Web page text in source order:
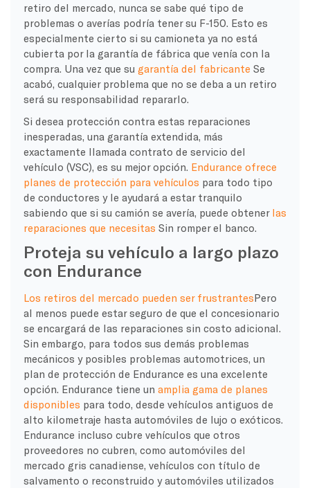
retiro del mercado, nunca se sabe qué tipo de
problemas o averías podría tener su F-150. Esto es
especialmente cierto si su camioneta ya no está
cubierta por la garantía de fábrica que venía con la
compra. Una vez que su garantía del fabricante Se
acabó, cualquier problema que no se deba a un retiro
será su responsabilidad repararlo.
Si desea protección contra estas reparaciones
inesperadas, una garantía extendida, más
exactamente llamada contrato de servicio del
vehículo (VSC), es su mejor opción. Endurance ofrece
planes de protección para vehículos para todo tipo
de conductores y le ayudará a estar tranquilo
sabiendo que si su camión se avería, puede obtener las
reparaciones que necesitas Sin romper el banco.
Proteja su vehículo a largo plazo
con Endurance
Los retiros del mercado pueden ser frustrantesPero
al menos puede estar seguro de que el concesionario
se encargará de las reparaciones sin costo adicional.
Sin embargo, para todos sus demás problemas
mecánicos y posibles problemas automotrices, un
plan de protección de Endurance es una excelente
opción. Endurance tiene un amplia gama de planes
disponibles para todo, desde vehículos antiguos de
alto kilometraje hasta automóviles de lujo o exóticos.
Endurance incluso cubre vehículos que otros
proveedores no cubren, como automóviles del
mercado gris canadiense, vehículos con título de
salvamento o reconstruido y automóviles utilizados